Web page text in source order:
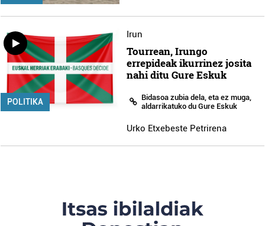
POLITIKA
Irun
Tourrean, Irungo
errepideak ikurrinez josita
nahi ditu Gure Eskuk
Bidasoa zubia dela, eta ez muga,
aldarrikatuko du Gure Eskuk
Urko Etxebeste Petrirena